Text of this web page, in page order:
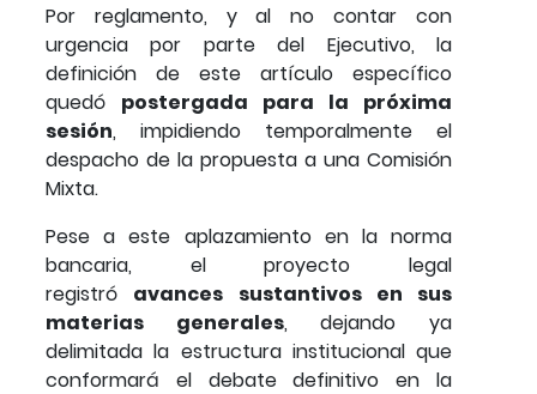
Por reglamento, y al no contar con
urgencia por parte del Ejecutivo, la
definición de este artículo específico
quedó postergada para la próxima
sesión, impidiendo temporalmente el
despacho de la propuesta a una Comisión
Mixta.
Pese a este aplazamiento en la norma
bancaria, el proyecto legal
registró avances sustantivos en sus
materias generales, dejando ya
delimitada la estructura institucional que
conformará el debate definitivo en la